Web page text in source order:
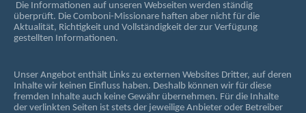
Die Informationen auf unseren Webseiten werden ständig
überprüft. Die Comboni-Missionare haften aber nicht für die
Aktualität, Richtigkeit und Vollständigkeit der zur Verfügung
gestellten Informationen.
Unser Angebot enthält Links zu externen Websites Dritter, auf deren
Inhalte wir keinen Einfluss haben. Deshalb können wir für diese
fremden Inhalte auch keine Gewähr übernehmen. Für die Inhalte
der verlinkten Seiten ist stets der jeweilige Anbieter oder Betreiber